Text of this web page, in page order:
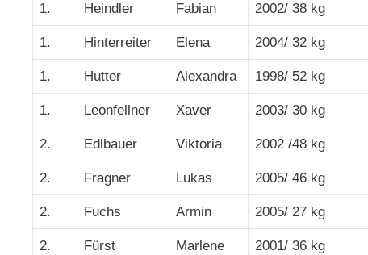
1. Heindler Fabian 2002/ 38 kg
1. Hinterreiter Elena 2004/ 32 kg
1. Hutter Alexandra 1998/ 52 kg
1. Leonfellner Xaver 2003/ 30 kg
2. Edlbauer Viktoria 2002 /48 kg
2. Fragner Lukas 2005/ 46 kg
2. Fuchs Armin 2005/ 27 kg
2. Fürst Marlene 2001/ 36 kg